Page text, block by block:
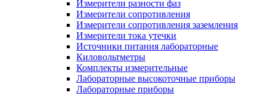
Измерители разности фаз
Измерители сопротивления
Измерители сопротивления заземления
Измерители тока утечки
Источники питания лабораторные
Киловольтметры
Комплекты измерительные
Лабораторные высокоточные приборы
Лабораторные приборы